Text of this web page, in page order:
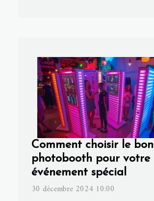
Comment choisir le bon
photobooth pour votre
événement spécial
30 décembre 2024 10:00